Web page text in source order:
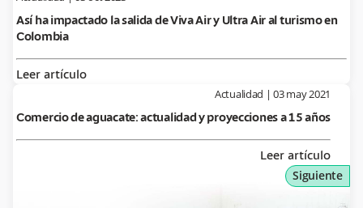
Así ha impactado la salida de Viva Air y Ultra Air al turismo en
Colombia
Leer artículo
Siguiente
Actualidad |03 may 2021
Comercio de aguacate: actualidad y proyecciones a 15 años
Leer artículo